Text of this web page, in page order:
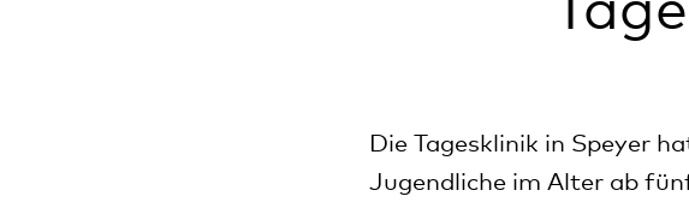
Die Tagesklinik in Speyer
Jugendliche im Alter ab